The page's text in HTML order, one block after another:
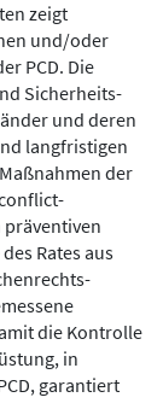
zeigt
und/oder
PCD. Die
Sicherheits-
und deren
langfristigen
der
präventiven
Rates aus
die Kontrolle
in
garantiert